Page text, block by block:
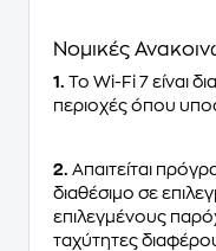
Νομικές
1. Το Wi-Fi 7 είναι
περιοχές όπου
2. Απαιτείται
διαθέσιμο σε
επιλεγμένους
ταχύτητες